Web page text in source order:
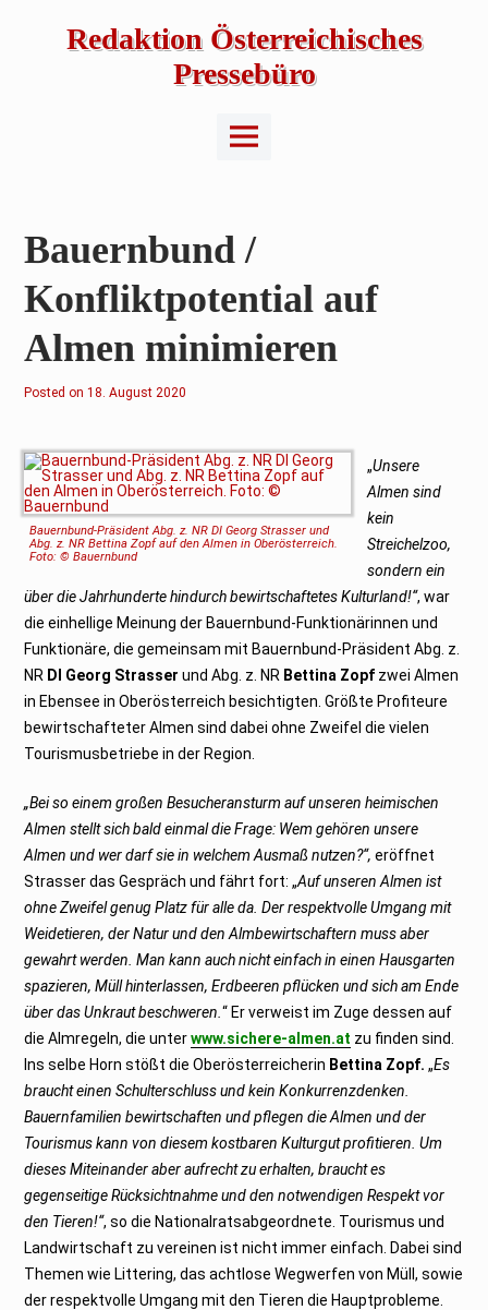
Redaktion Österreichisches
Pressebüro
Main
Menu
Bauernbund /
Konfliktpotential auf
Almen minimieren
Posted on18. August 2020
Bauernbund-Präsident Abg. z. NR DI Georg Strasser und
Abg. z. NR Bettina Zopf auf den Almen in Oberösterreich.
Foto: © Bauernbund
„Unsere
Almen sind
kein
Streichelzoo,
sondern ein
über die Jahrhunderte hindurch bewirtschaftetes Kulturland!“, war
die einhellige Meinung der Bauernbund-Funktionärinnen und
Funktionäre, die gemeinsam mit Bauernbund-Präsident Abg. z.
NR DI Georg Strasser und Abg. z. NR Bettina Zopf zwei Almen
in Ebensee in Oberösterreich besichtigten. Größte Profiteure
bewirtschafteter Almen sind dabei ohne Zweifel die vielen
Tourismusbetriebe in der Region.
„Bei so einem großen Besucheransturm auf unseren heimischen
Almen stellt sich bald einmal die Frage: Wem gehören unsere
Almen und wer darf sie in welchem Ausmaß nutzen?“, eröffnet
Strasser das Gespräch und fährt fort: „Auf unseren Almen ist
ohne Zweifel genug Platz für alle da. Der respektvolle Umgang mit
Weidetieren, der Natur und den Almbewirtschaftern muss aber
gewahrt werden. Man kann auch nicht einfach in einen Hausgarten
spazieren, Müll hinterlassen, Erdbeeren pflücken und sich am Ende
über das Unkraut beschweren.“ Er verweist im Zuge dessen auf
die Almregeln, die unterwww.sichere-almen.at zu finden sind.
Ins selbe Horn stößt die Oberösterreicherin Bettina Zopf. „Es
braucht einen Schulterschluss und kein Konkurrenzdenken.
Bauernfamilien bewirtschaften und pflegen die Almen und der
Tourismus kann von diesem kostbaren Kulturgut profitieren. Um
dieses Miteinander aber aufrecht zu erhalten, braucht es
gegenseitige Rücksichtnahme und den notwendigen Respekt vor
den Tieren!“, so die Nationalratsabgeordnete. Tourismus und
Landwirtschaft zu vereinen ist nicht immer einfach. Dabei sind
Themen wie Littering, das achtlose Wegwerfen von Müll, sowie
der respektvolle Umgang mit den Tieren die Hauptprobleme.